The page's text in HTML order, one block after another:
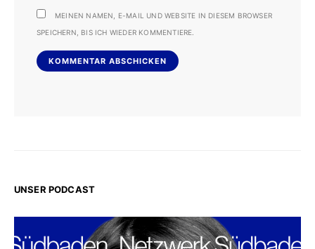
MEINEN NAMEN, E-MAIL UND WEBSITE IN DIESEM BROWSER
SPEICHERN, BIS ICH WIEDER KOMMENTIERE.
UNSER PODCAST